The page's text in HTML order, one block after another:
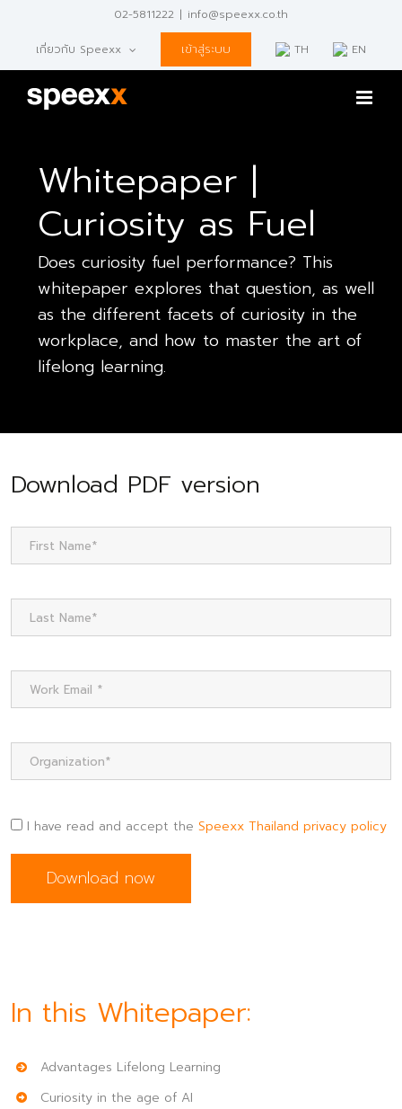
content
02-5811222 | info@speexx.co.th
เกี่ยวกับ Speexx เข้าสู่ระบบ TH EN
Whitepaper |
Curiosity as Fuel
Does curiosity fuel performance? This
whitepaper explores that question, as well
as the different facets of curiosity in the
workplace, and how to master the art of
lifelong learning.
Download PDF version
I have read and accept the Speexx Thailand privacy policy
In this Whitepaper:
Advantages Lifelong Learning
Curiosity in the age of AI